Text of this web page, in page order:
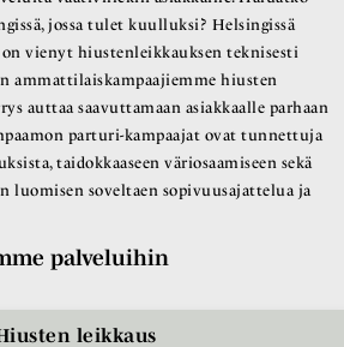
jossa tulet kuulluksi? Helsingissä
on vienyt hiustenleikkauksen teknisesti
ammattilaiskampaajiemme hiusten
auttaa saavuttamaan asiakkaalle parhaan
parturi-kampaajat ovat tunnettuja
taidokkaaseen väriosaamiseen sekä
luomisen soveltaen sopivuusajattelua ja
palveluihin
leikkaus